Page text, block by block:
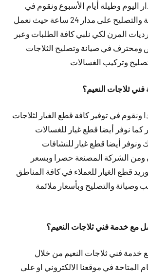
اليوم وطيلة أيام الأسبوع ونقوم في
توفير خدمة الصيانة والتصليح على مدار 24 ساعة حيث نعمل
المرن لكي نلبي كافة الطلبات وعبر
في صيانة وتصليح الثلاجات
وتركيب الغسالات
ثلاجات النعيم؟
ونقوم في توفير كافة قطع الغيار لثلاجات
كما نوفر أيضا قطع غيار للغسالات
ونوفر أيضا قطع غيار للنشافات
الشركة المصنعة حصرا وبسعر
قطع الغيار للعملاء في كافة المناطق
وصيانة والتصليح وبأسعار ملائمة
مع خدمة فني ثلاجات النعيم؟
خدمة فني ثلاجات النعيم من خلال
المتاحة في موقعنا الالكتروني او على